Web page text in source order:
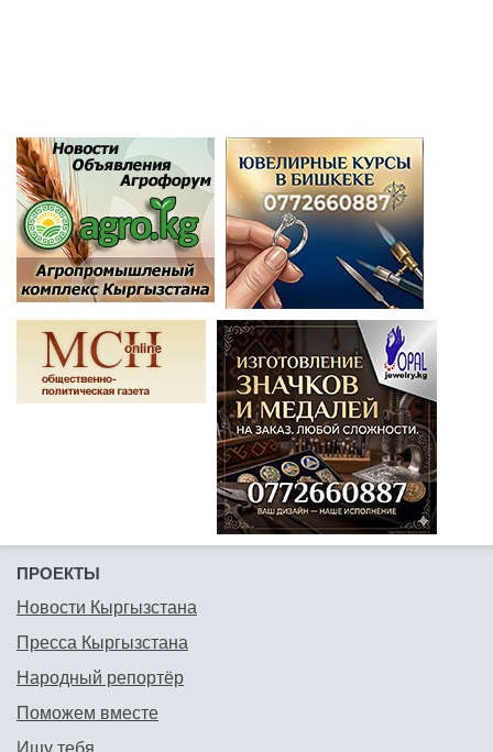
ПРОЕКТЫ
Новости Кыргызстана
Пресса Кыргызстана
Народный репортёр
Поможем вместе